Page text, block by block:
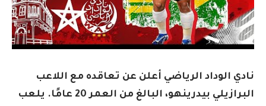
نادي الوداد الرياضي أعلن عن تعاقده مع اللاعب
البرازيلي بيدرينهو، البالغ من العمر 20 عامًا. يلعب